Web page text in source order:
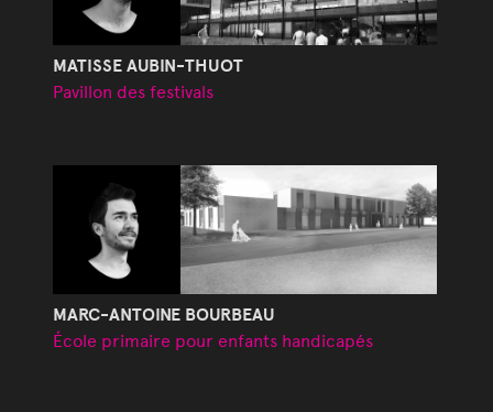
MATISSE AUBIN-THUOT
Pavillon des festivals
MARC-ANTOINE BOURBEAU
École primaire pour enfants handicapés